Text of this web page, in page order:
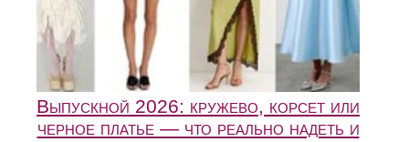
Выпускной 2026: кружево, корсет или
черное платье — что реально надеть и